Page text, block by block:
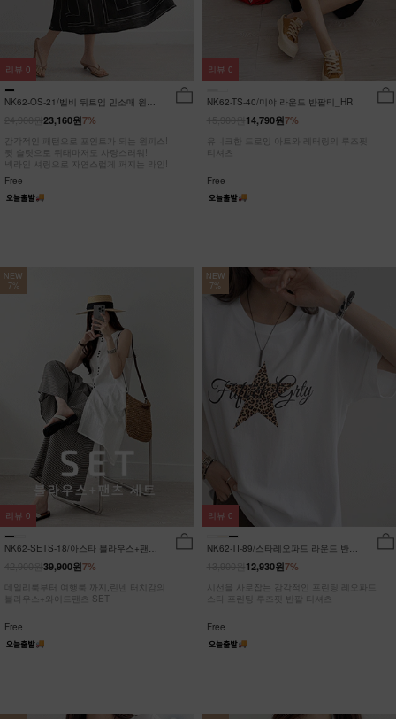
NK62-OS-21/벨비 뒤트임 민소매 원피
7%
23,160원
감각적인 패턴으로 포인트가 되는 원피스!
뒷 슬릿으로 뒤태마저도 사랑스러워!
넥라인 셔링으로 자연스럽게 퍼지는 라인!
Free
리뷰 0
NK62-TS-40/미야 라운드 반팔티_HR
7%
14,790원
유니크한 드로잉 아트와 레터링의 루즈핏
티셔츠
Free
리뷰 0
NEW
7%
NK62-SETS-18/아스타 블라우스+팬츠
7%
39,900원
데일리룩부터 여행룩 까지,린넨 터치감의
블라우스+와이드팬츠 SET
Free
리뷰 0
NEW
7%
NK62-TI-89/스타레오파드 라운드 반팔
7%
12,930원
시선을 사로잡는 감각적인 프린팅 레오파드
스타 프린팅 루즈핏 반팔 티셔츠
Free
리뷰 0